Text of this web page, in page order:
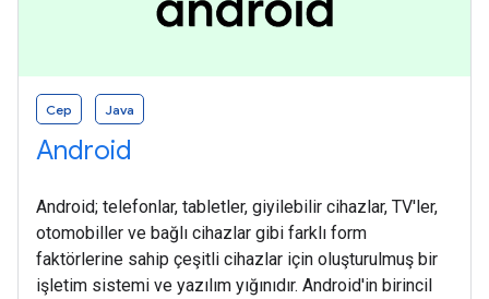
Cep Java
Android
Android; telefonlar, tabletler, giyilebilir cihazlar, TV'ler,
otomobiller ve bağlı cihazlar gibi farklı form
faktörlerine sahip çeşitli cihazlar için oluşturulmuş bir
işletim sistemi ve yazılım yığınıdır. Android'in birincil